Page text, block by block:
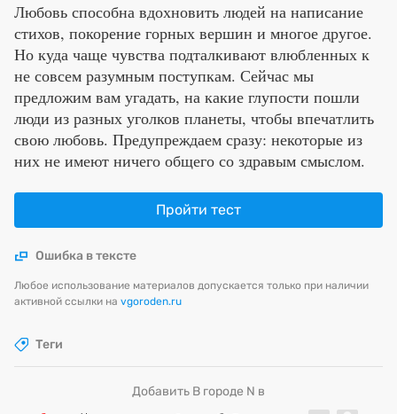
Любовь способна вдохновить людей на написание
стихов, покорение горных вершин и многое другое.
Но куда чаще чувства подталкивают влюбленных к
не совсем разумным поступкам. Сейчас мы
предложим вам угадать, на какие глупости пошли
люди из разных уголков планеты, чтобы впечатлить
свою любовь. Предупреждаем сразу: некоторые из
них не имеют ничего общего со здравым смыслом.
Пройти тест
Ошибка в тексте
Любое использование материалов допускается только при наличии
активной ссылки на vgoroden.ru
Теги
Добавить В городе N в